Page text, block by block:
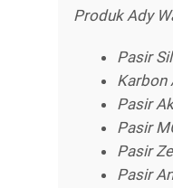
Produk Ady
Pasir
Karbon
Pasir
Pasir
Pasir
Pasir